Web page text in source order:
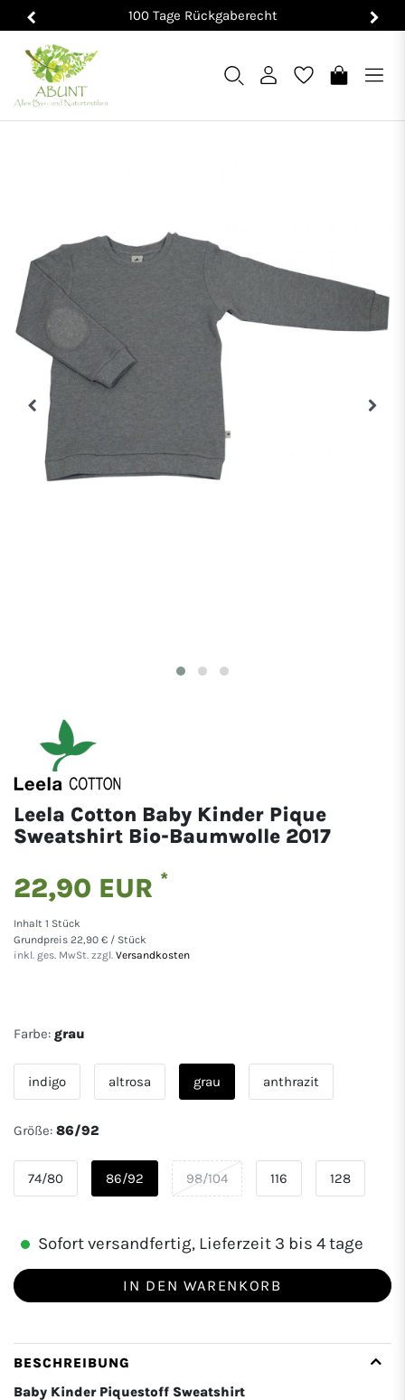
100 Tage Rückgaberecht
Leela Cotton Baby Kinder Pique
Sweatshirt Bio-Baumwolle 2017
22,90 EUR *
Inhalt 1 Stück
Grundpreis 22,90 € / Stück
inkl. ges. MwSt. zzgl. Versandkosten
Farbe: grau
indigo altrosa grau anthrazit
Größe: 86/92
74/80 86/92 98/104 116 128
Sofort versandfertig, Lieferzeit 3 bis 4 tage
IN DEN WARENKORB
BESCHREIBUNG
Baby Kinder Piquestoff Sweatshirt